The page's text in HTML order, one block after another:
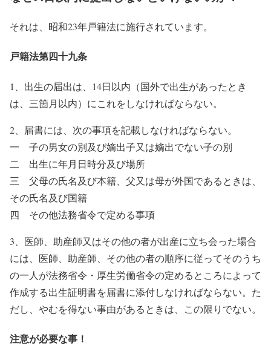
それは、昭和23年戸籍法に施行されています。
戸籍法第四十九条
1、出生の届出は、14日以内（国外で出生があったとき
は、三箇月以内）にこれをしなければならない。
2、届書には、次の事項を記載しなければならない。
一 子の男女の別及び嫡出子又は嫡出でない子の別
二 出生に年月日時分及び場所
三 父母の氏名及び本籍、父又は母が外国であるときは、
その氏名及び国籍
四 その他法務省令で定める事項
3、医師、助産師又はその他の者が出産に立ち会った場合
には、医師、助産師、その他の者の順序に従ってそのうち
の一人が法務省令・厚生労働省令の定めるところによって
作成する出生証明書を届書に添付しなければならない。た
だし、やむを得ない事由があるときは、この限りでない。
注意が必要な事！